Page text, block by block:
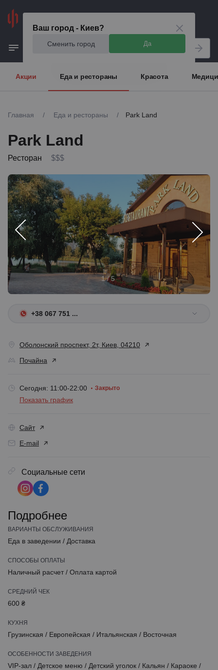
Ваш город - Киев?
Сменить город Да
Акции Еда и рестораны Красота
Главная / Еда и рестораны / Park Land
Park Land
Ресторан $$$
1 / 5
+38 067 751 ...
Оболонский проспект, 2т, Киев, 04210
Почайна
Сегодня: 11:00-22:00 Закрыто
Показать график
Сайт
E-mail
Социальные сети
Подробнее
ВАРИАНТЫ ОБСЛУЖИВАНИЯ
Еда в заведении / Доставка
СПОСОБЫ ОПЛАТЫ
Наличный расчет / Оплата картой
СРЕДНИЙ ЧЕК
600 ₴
КУХНЯ
Грузинская / Европейская / Итальянская / Восточная
ОСОБЕННОСТИ ЗАВЕДЕНИЯ
VIP-зал / Детское меню / Детский уголок / Кальян / Караоке /